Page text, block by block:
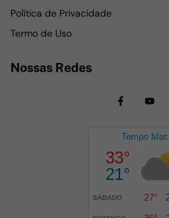
Política de Privacidade
Termo de Uso
Nossas Redes